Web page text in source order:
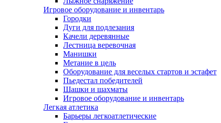
Игровое оборудование и инвентарь
Городки
Дуги для подлезания
Качели деревянные
Лестница веревочная
Манишки
Метание в цель
Оборудование для веселых стартов и эстафет
Пьедестал победителей
Шашки и шахматы
Игровое оборудование и инвентарь
Легкая атлетика
Барьеры легкоатлетические